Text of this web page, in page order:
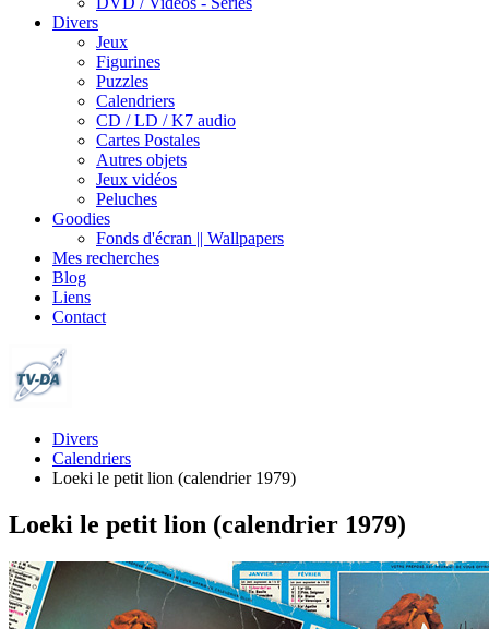
Divers
Jeux
Figurines
Puzzles
Calendriers
CD / LD / K7 audio
Cartes Postales
Autres objets
Jeux vidéos
Peluches
Goodies
Fonds d'écran || Wallpapers
Mes recherches
Blog
Liens
Contact
Divers
Calendriers
Loeki le petit lion (calendrier 1979)
Loeki le petit lion (calendrier 1979)